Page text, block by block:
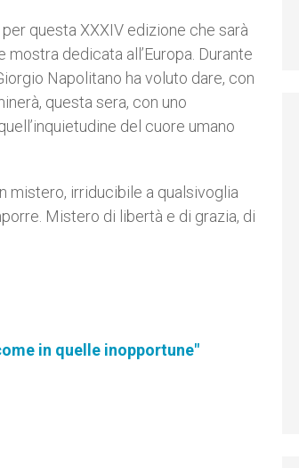
questa XXXIV edizione che sarà
dedicata all’Europa. Durante
Napolitano ha voluto dare, con
questa sera, con uno
del cuore umano
mistero, irriducibile a qualsivoglia
Mistero di libertà e di grazia, di
in quelle inopportune"